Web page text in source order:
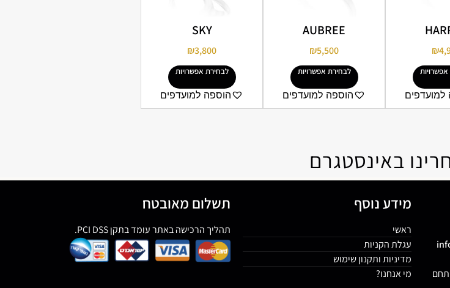
₪
למועדפים
AUBREE
₪5,500
לבחירת אפשרויות
הוספה למועדפים
SKY
₪3,800
לבחירת אפשרויות
הוספה למועדפים
באינסטגרם
תובל 23, מתחם
מידע נוסף
ראשי
עגלת הקניות
מדיניות ותקנון שימוש
מי אנחנו?
תשלום מאובטח
תהליך הרכישה באתר עומד בתקן PCI DSS.